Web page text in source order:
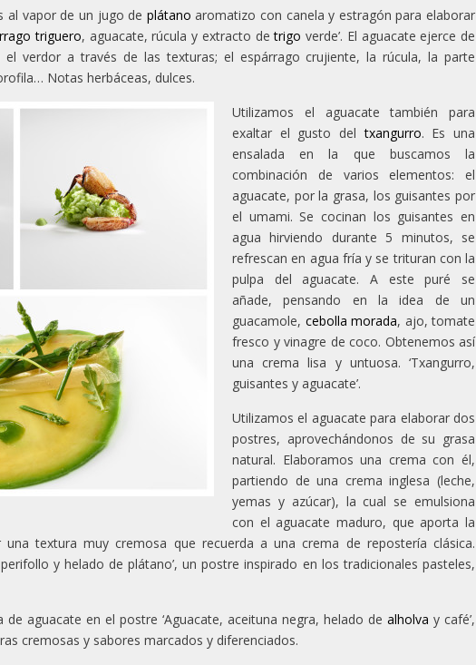
al vapor de un jugo de plátano aromatizo con canela y estragón para elaborar
triguero, aguacate, rúcula y extracto detrigo verde’. El aguacate ejerce de
verdor a través de las texturas; el espárrago crujiente, la rúcula, la parte
Notas herbáceas, dulces.
Utilizamos el aguacate también para
exaltar el gusto deltxangurro. Es una
ensalada en la que buscamos la
combinación de varios elementos: el
aguacate, por la grasa, los guisantes por
el umami. Se cocinan los guisantes en
agua hirviendo durante 5 minutos, se
refrescan en agua fría y se trituran con la
pulpa del aguacate. A este puré se
añade, pensando en la idea de un
guacamole, cebolla morada, ajo, tomate
fresco y vinagre de coco. Obtenemos así
una crema lisa y untuosa. ‘Txangurro,
guisantes y aguacate’.
Utilizamos el aguacate para elaborar dos
postres, aprovechándonos de su grasa
natural. Elaboramos una crema con él,
partiendo de una crema inglesa (leche,
yemas y azúcar), la cual se emulsiona
con el aguacate maduro, que aporta la
una textura muy cremosa que recuerda a una crema de repostería clásica.
y helado de plátano’, un postre inspirado en los tradicionales pasteles,
aguacate en el postre ‘Aguacate, aceituna negra, helado de alholva y café’,
cremosas y sabores marcados y diferenciados.